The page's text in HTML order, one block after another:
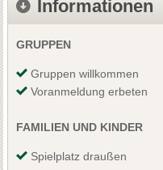
Informationen
GRUPPEN
Gruppen willkommen
Voranmeldung erbeten
FAMILIEN UND KINDER
Spielplatz draußen